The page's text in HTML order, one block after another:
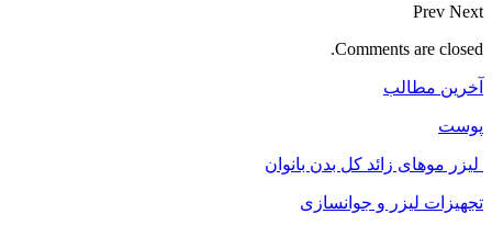
Prev Next
Comments are closed.
آخرین مطالب
پوست
لیزر موهای زائد کل بدن بانوان
تجهیزات لیزر و جوانسازی